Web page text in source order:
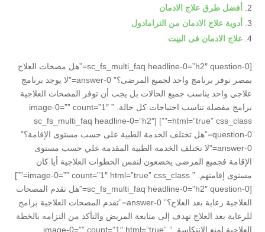
أفضل طرق علاج الادمان
أدوية علاج الادمان من الترامادول
علاج الادمان فى البيت
[sc_fs_multi_faq headline-0=”h2″ question-0=”هل مصحات العلاج
بمصر توفر برنامج واحد لجميع المرضى؟” answer-0=”لا يوجد برنامج
علاجي واحد يناسب جميع الحالات بل يجب أن توفر المصحات العلاجية
برامج مفصلة تناسب احتياجات كل حالة. ” image-0=”” count=”1″
html=”true” css_class=””] [sc_fs_multi_faq headline-0=”h2″
question-0=”هل تختلف الخدمة الطبية على حسب مستوى الإقامة؟”
answer-0=”لا تختلف الخدمة الطبية المقدمة علي حسب مستوى
الإقامة فجميع المرضى يخضعون لنفس الخطوات العلاجية أيا كان
مستوى إقامتهم. ” image-0=”” count=”1″ html=”true” css_class=””]
[sc_fs_multi_faq headline-0=”h2″ question-0=”هل تقدم المصحات
العلاجية رعاية بعد العلاج؟” answer-0=”تقدم المصحات العلاجية برامج
للرعاية بعد العلاج تهدف إلى متابعة المريض والتأكد من التزامه بالخطة
العلاجية لمنع الانتكاسة. ” image-0=”” count=”1″ html=”true”